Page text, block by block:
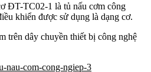
ĐT-TC02-1 là tủ nấu cơm công
khiển được sử dụng là dạng cơ.
trên dây chuyền thiết bị công nghệ